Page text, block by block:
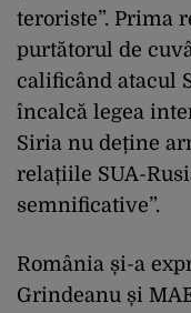
teroriste”. Prima
purtătorul de
calificând atacul
încalcă legea
Siria nu deține
relațiile SUA-
semnificative”.
România și-a
Grindeanu și